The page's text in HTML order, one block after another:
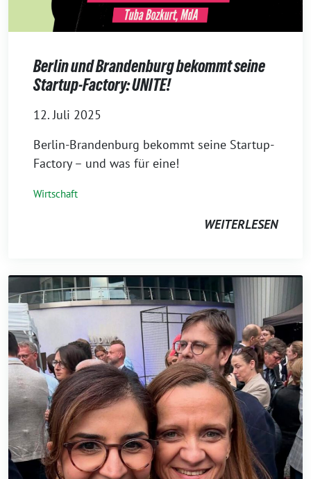
Berlin und Brandenburg bekommt seine
Startup-Factory: UNITE!
12. Juli 2025
Berlin-Brandenburg bekommt seine Startup-
Factory – und was für eine!
Wirtschaft
WEITERLESEN